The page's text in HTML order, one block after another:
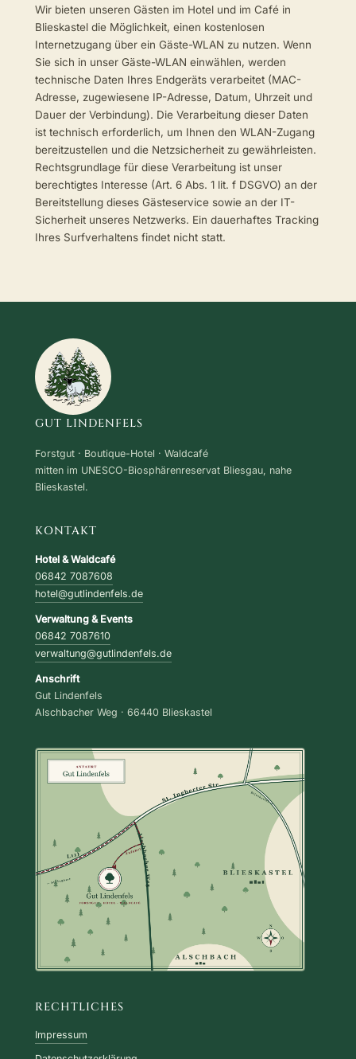
Wir bieten unseren Gästen im Hotel und im Café in
Blieskastel die Möglichkeit, einen kostenlosen
Internetzugang über ein Gäste-WLAN zu nutzen. Wenn
Sie sich in unser Gäste-WLAN einwählen, werden
technische Daten Ihres Endgeräts verarbeitet (MAC-
Adresse, zugewiesene IP-Adresse, Datum, Uhrzeit und
Dauer der Verbindung). Die Verarbeitung dieser Daten
ist technisch erforderlich, um Ihnen den WLAN-Zugang
bereitzustellen und die Netzsicherheit zu gewährleisten.
Rechtsgrundlage für diese Verarbeitung ist unser
berechtigtes Interesse (Art. 6 Abs. 1 lit. f DSGVO) an der
Bereitstellung dieses Gästeservice sowie an der IT-
Sicherheit unseres Netzwerks. Ein dauerhaftes Tracking
Ihres Surfverhaltens findet nicht statt.
GUT LINDENFELS
Forstgut · Boutique-Hotel · Waldcafé
mitten im UNESCO-Biosphärenreservat Bliesgau, nahe
Blieskastel.
KONTAKT
Hotel & Waldcafé
06842 7087608
hotel@gutlindenfels.de
Verwaltung & Events
06842 7087610
verwaltung@gutlindenfels.de
Anschrift
Gut Lindenfels
Alschbacher Weg · 66440 Blieskastel
RECHTLICHES
Impressum